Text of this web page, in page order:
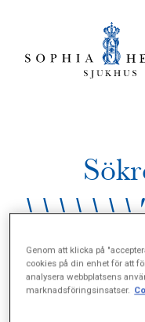
Genom att klicka på
cookies på din enhet för att
analysera webbplatsens
marknadsföringsinsatser.